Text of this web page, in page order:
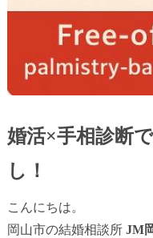
婚活×手相診断
し！
こんにちは。
岡山市の結婚相談所 JM